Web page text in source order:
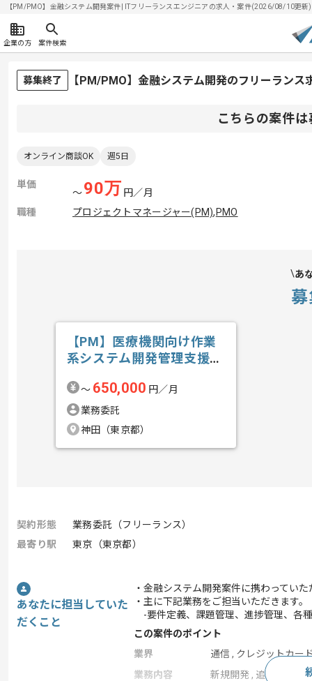
【PM/PMO】金融システム開発案件| ITフリーランスエンジニアの求人・案件(2026/08/10更新)
企業の方 案件検索
募集終了 【PM/PMO】金融システム開発のフリーランス
こちらの案件
オンライン商談OK 週5日
単価
〜90万 円／月
職種
プロジェクトマネージャー(PM), PMO
あ
【PM】医療機関向け作業
系システム開発管理支援の
〜 650,000 円／月
業務委託
神田（東京都）
契約形態
業務委託（フリーランス）
最寄り駅
東京（東京都）
あなたに担当していた
だくこと
・金融システム開発案件に携わっていた
・主に下記業務をご担当いただきます。
-要件定義、課題管理、進捗管理、各
この案件のポイント
業界
通信 , クレジットカー
業務内容
新規開発 , 追加開発